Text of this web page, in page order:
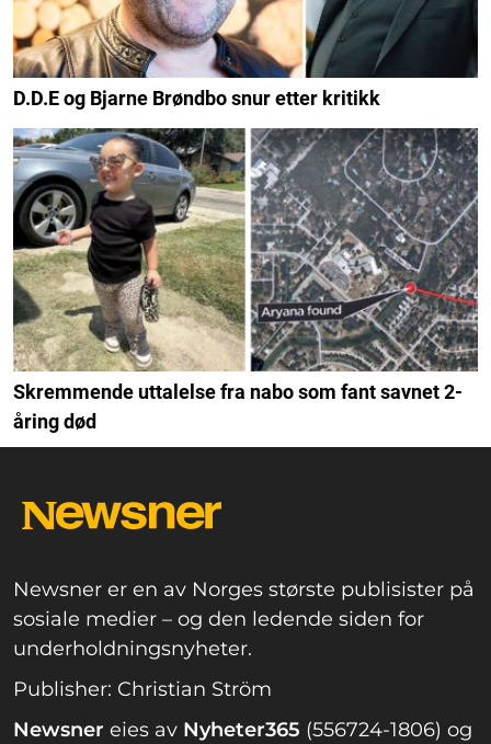
D.D.E og Bjarne Brøndbo snur etter kritikk
Skremmende uttalelse fra nabo som fant savnet 2-
åring død
Newsner er en av Norges største publisister på
sosiale medier – og den ledende siden for
underholdningsnyheter.
Publisher: Christian Ström
Newsner eies av Nyheter365 (556724-1806) og